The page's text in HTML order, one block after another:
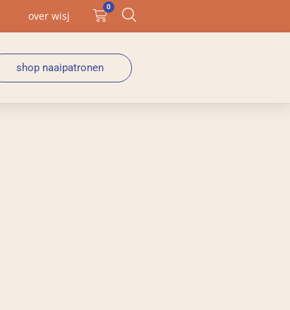
over wisj
0
shop naaipatronen